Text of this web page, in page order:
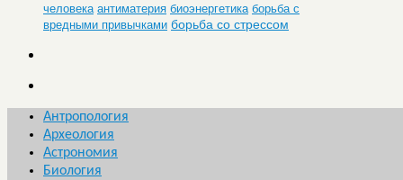
человека антиматерия биоэнергетика борьба с
вредными привычками борьба со стрессом
Антропология
Археология
Астрономия
Биология